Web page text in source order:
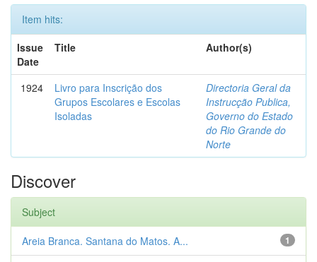
Item hits:
Issue
Date
Title Author(s)
1924
Livro para Inscrição dos
Grupos Escolares e Escolas
Isoladas
Directoria Geral da
Instrucção Publica,
Governo do Estado
do Rio Grande do
Norte
Discover
Subject
1
Areia Branca. Santana do Matos. A...